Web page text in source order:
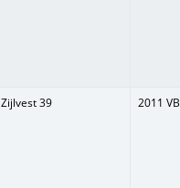
Zijlvest 39 2011 VB